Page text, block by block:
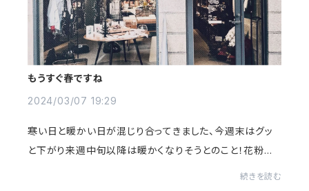
もうすぐ春ですね
2024/03/07 19:29
寒い日と暖かい日が混じり合ってきました、今週末はグッ
と下がり来週中旬以降は暖かくなりそうとのこと！花粉症
続きを読む